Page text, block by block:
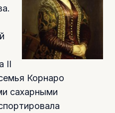
II
Корнаро
сахарными